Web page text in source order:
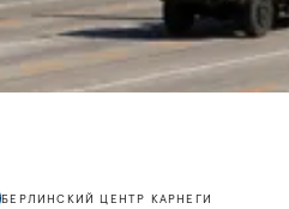
БЕРЛИНСКИЙ ЦЕНТР КАРНЕГИ